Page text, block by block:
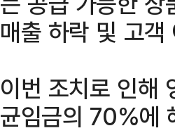
매출 하락 및 고
이번 조치로 인해
균임금의 70%에